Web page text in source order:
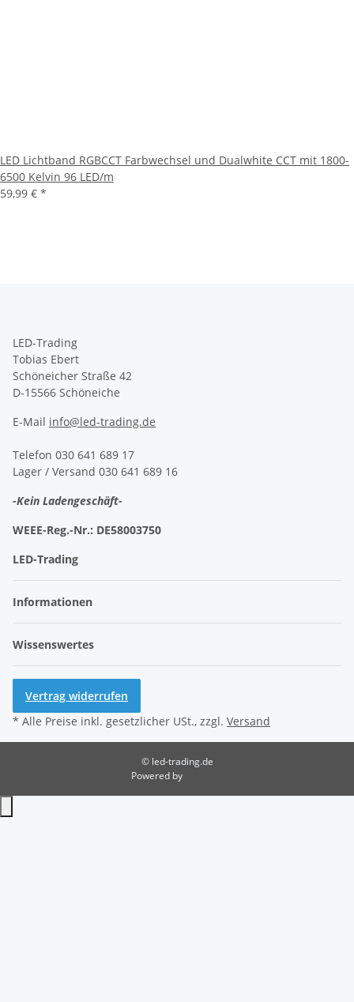
LED Lichtband RGBCCT Farbwechsel und Dualwhite CCT mit 1800-
6500 Kelvin 96 LED/m
59,99 € *
LED-Trading
Tobias Ebert
Schöneicher Straße 42
D-15566 Schöneiche
E-Mail info@led-trading.de
Telefon 030 641 689 17
Lager / Versand 030 641 689 16
-Kein Ladengeschäft-
WEEE-Reg.-Nr.: DE58003750
LED-Trading
Informationen
Wissenswertes
Vertrag widerrufen
* Alle Preise inkl. gesetzlicher USt., zzgl. Versand
© led-trading.de
Powered by